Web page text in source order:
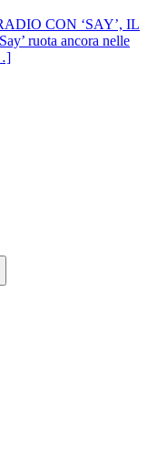
CON ‘SAY’, IL
ruota ancora nelle